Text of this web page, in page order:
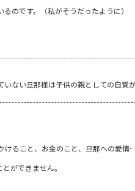
のです。（私がそうだったように）
ない旦那様は子供の親としての自覚
ること、お金のこと、旦那への愛情…
ができません。